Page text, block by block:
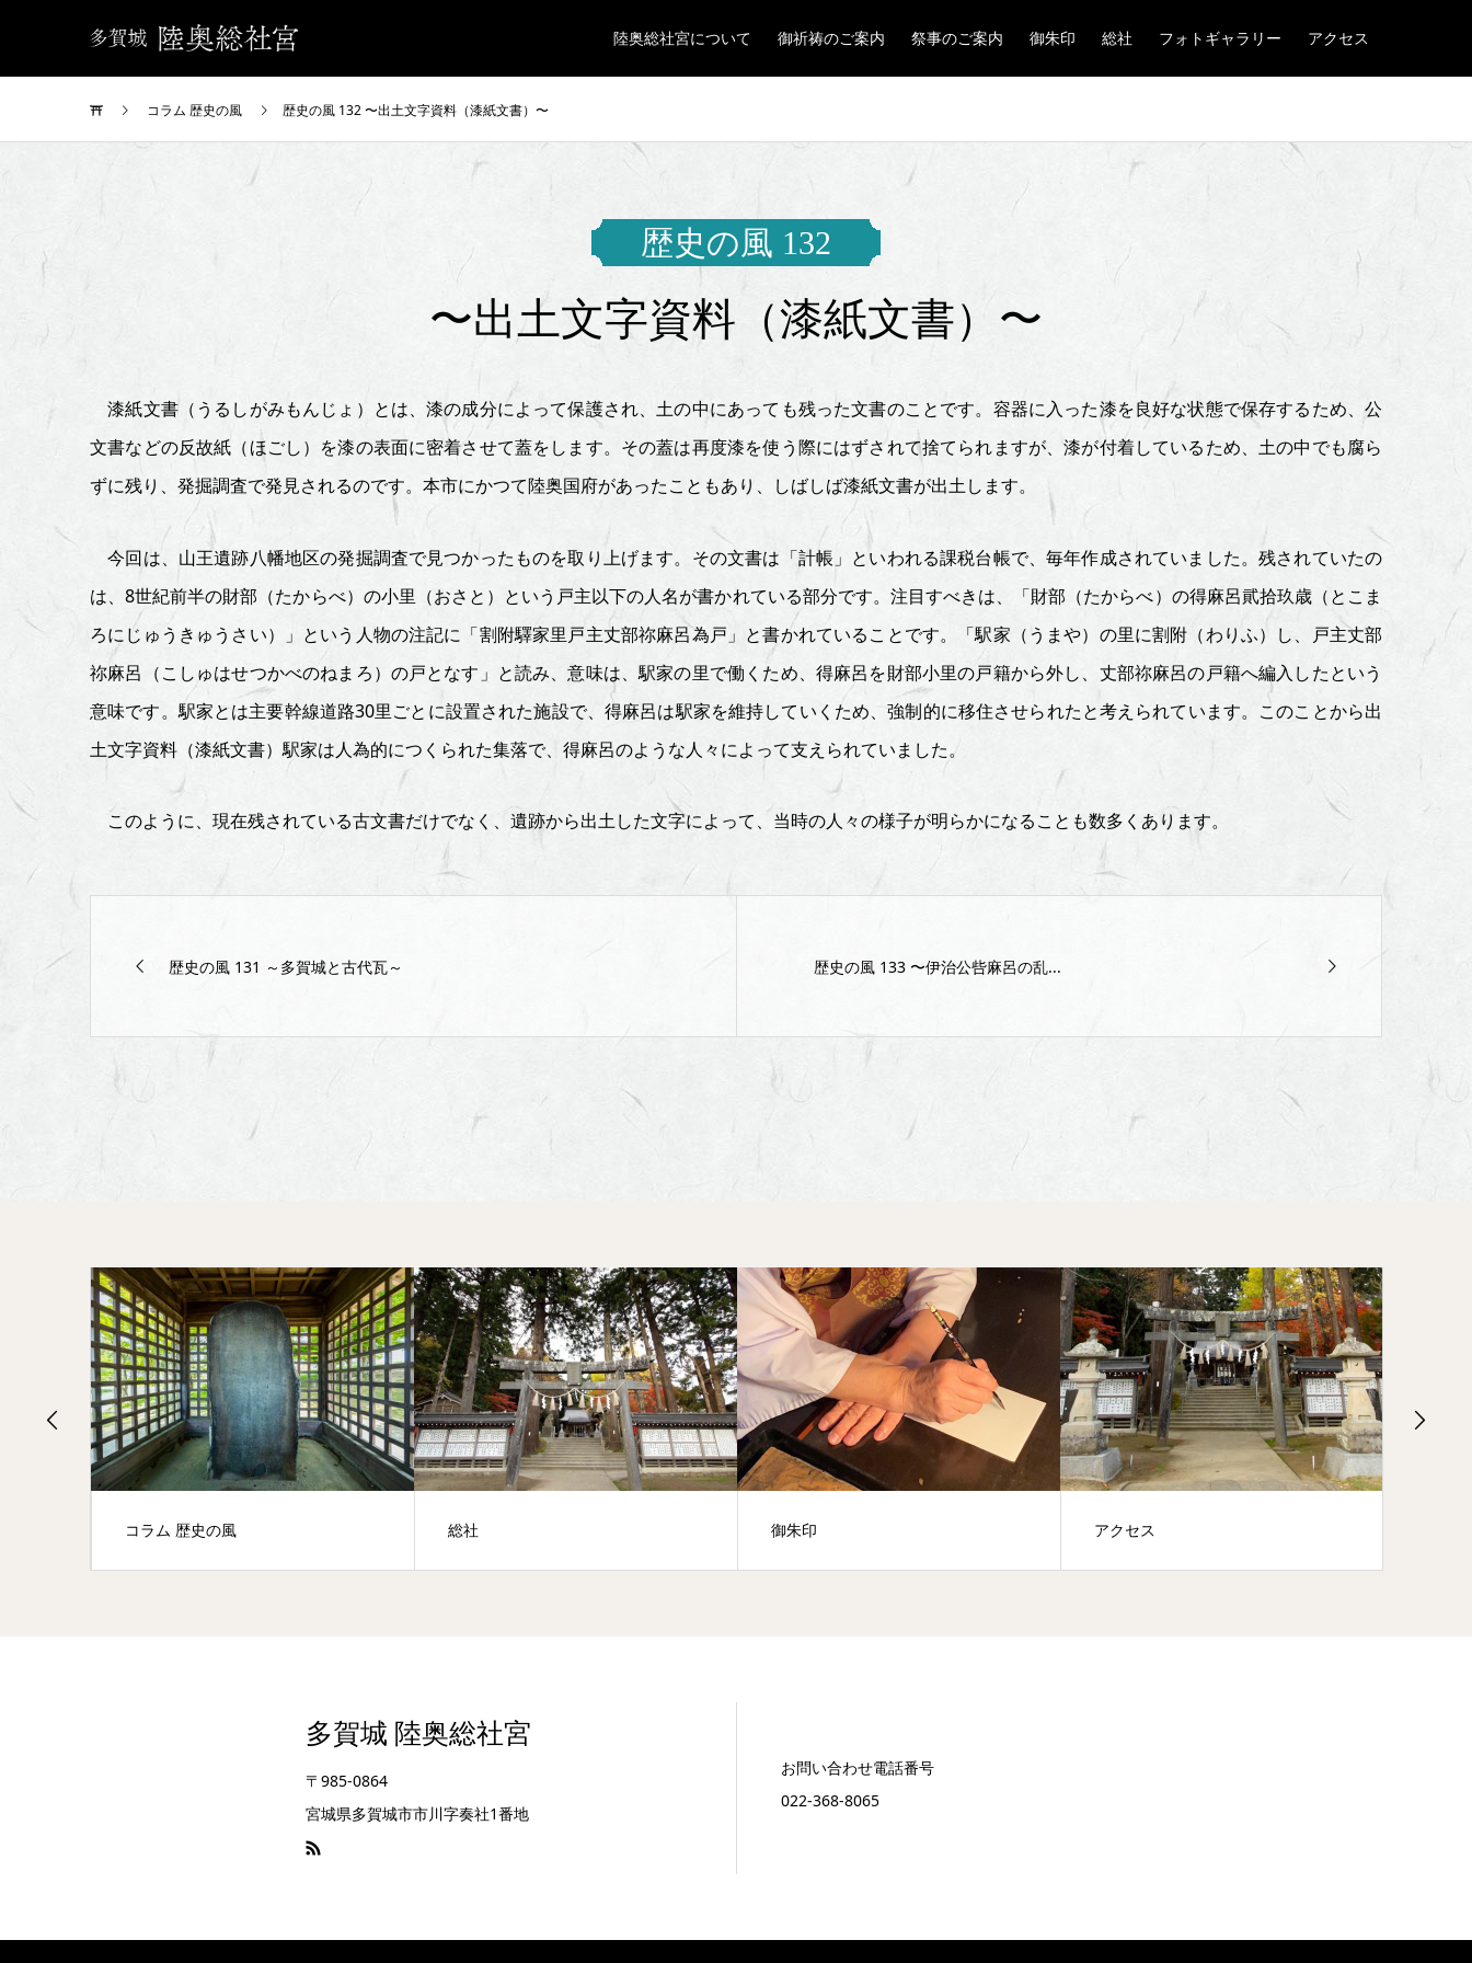
陸奥総社宮について 御祈祷のご案内 祭事のご案内 御朱印 総社 フォトギャラリー アクセス
コラム 歴史の風 歴史の風 132 〜出土文字資料（漆紙文書）〜
風
132
出
土
文
字
料
（漆
書）〜
歴史の風 132
〜出土文字資料（漆紙文書）〜
漆紙文書（うるしがみもんじょ）とは、漆の成分によって保護され、土の中にあっても残った文書のことです。容器に入った漆を良好な状態で保存するため、公
文書などの反故紙（ほごし）を漆の表面に密着させて蓋をします。その蓋は再度漆を使う際にはずされて捨てられますが、漆が付着しているため、土の中でも腐ら
ずに残り、発掘調査で発見されるのです。本市にかつて陸奥国府があったこともあり、しばしば漆紙文書が出土します。
今回は、山王遺跡八幡地区の発掘調査で見つかったものを取り上げます。その文書は「計帳」といわれる課税台帳で、毎年作成されていました。残されていたの
は、8世紀前半の財部（たからべ）の小里（おさと）という戸主以下の人名が書かれている部分です。注目すべきは、「財部（たからべ）の得麻呂貮拾玖歳（とこま
ろにじゅうきゅうさい）」という人物の注記に「割附驛家里戸主丈部祢麻呂為戸」と書かれていることです。「駅家（うまや）の里に割附（わりふ）し、戸主丈部
祢麻呂（こしゅはせつかべのねまろ）の戸となす」と読み、意味は、駅家の里で働くため、得麻呂を財部小里の戸籍から外し、丈部祢麻呂の戸籍へ編入したという
意味です。駅家とは主要幹線道路30里ごとに設置された施設で、得麻呂は駅家を維持していくため、強制的に移住させられたと考えられています。このことから出
土文字資料（漆紙文書）駅家は人為的につくられた集落で、得麻呂のような人々によって支えられていました。
このように、現在残されている古文書だけでなく、遺跡から出土した文字によって、当時の人々の様子が明らかになることも数多くあります。
歴史の風 131 ～多賀城と古代瓦～ 歴史の風 133 〜伊治公呰麻呂の乱...
コラム 歴史の風 総社 御朱印 アクセス
多賀城 陸奥総社宮
〒985-0864
宮城県多賀城市市川字奏社1番地
お問い合わせ電話番号
022-368-8065